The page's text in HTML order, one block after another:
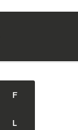
F
L